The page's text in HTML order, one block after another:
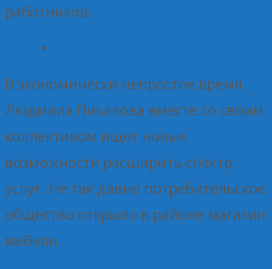
работников.
В экономически непростое время
Людмила Пикалова вместе со своим
коллективом ищет новые
возможности расширить спектр
услуг. Не так давно потребительское
общество открыло в районе магазин
мебели.